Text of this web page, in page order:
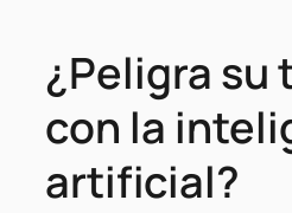
¿Peligra su
con la
artificial?